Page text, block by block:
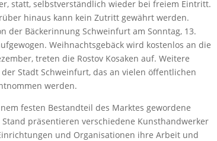
statt, selbstverständlich wieder bei freiem Eintritt.
hinaus kann kein Zutritt gewährt werden.
der Bäckerinnung Schweinfurt am Sonntag, 13.
Weihnachtsgebäck wird kostenlos an die
treten die Rostov Kosaken auf. Weitere
Stadt Schweinfurt, das an vielen öffentlichen
werden.
festen Bestandteil des Marktes gewordene
präsentieren verschiedene Kunsthandwerker
und Organisationen ihre Arbeit und